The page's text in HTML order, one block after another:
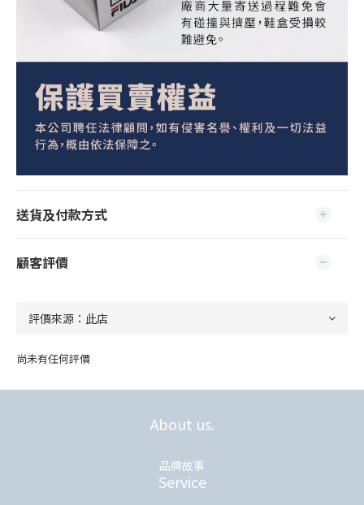
送貨及付款方式
顧客評價
尚未有任何評價
About us.
品牌故事
Service